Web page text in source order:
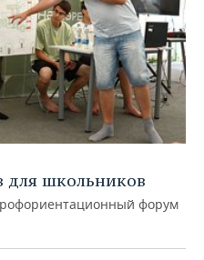
для школьников
форум